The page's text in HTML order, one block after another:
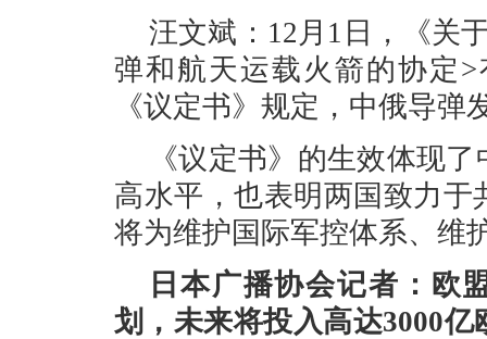
汪文斌：12月1日，《关
弹和航天运载火箭的协定
《议定书》规定，中俄导
《议定书》的生效体现
高水平，也表明两国致力
将为维护国际军控体系、维
日本广播协会记者：欧
划，未来将投入高达3000